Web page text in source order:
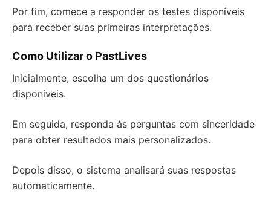
Por fim, comece a responder os testes disponíveis
para receber suas primeiras interpretações.
Como Utilizar o PastLives
Inicialmente, escolha um dos questionários
disponíveis.
Em seguida, responda às perguntas com sinceridade
para obter resultados mais personalizados.
Depois disso, o sistema analisará suas respostas
automaticamente.